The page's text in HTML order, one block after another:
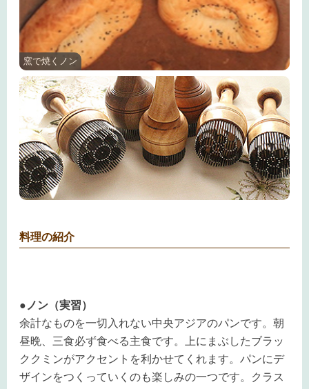
窯で焼くノン
料理の紹介
●ノン（実習）
余計なものを一切入れない中央アジアのパンです。朝
昼晩、三食必ず食べる主食です。上にまぶしたブラッ
ククミンがアクセントを利かせてくれます。パンにデ
ザインをつくっていくのも楽しみの一つです。クラス